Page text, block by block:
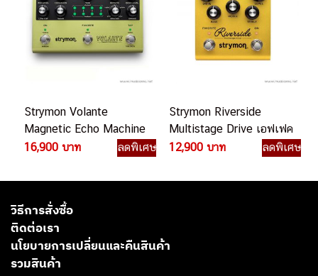
Strymon Volante
Magnetic Echo Machine
เอฟเฟคกีตาร์ไฟฟ้า
16,900 บาท ลดพิเศษ
Strymon Riverside
Multistage Drive เอฟเฟค
กีตาร์ไฟฟ้า
12,900 บาท ลดพิเศษ
วิธีการสั่งซื้อ
ติดต่อเรา
นโยบายการเปลี่ยนและคืนสินค้า
รวมสินค้า